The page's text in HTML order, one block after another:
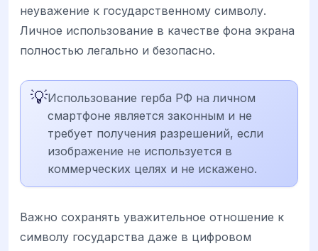
неуважение к государственному символу.
Личное использование в качестве фона экрана
полностью легально и безопасно.
💡Использование герба РФ на личном
смартфоне является законным и не
требует получения разрешений, если
изображение не используется в
коммерческих целях и не искажено.
Важно сохранять уважительное отношение к
символу государства даже в цифровом